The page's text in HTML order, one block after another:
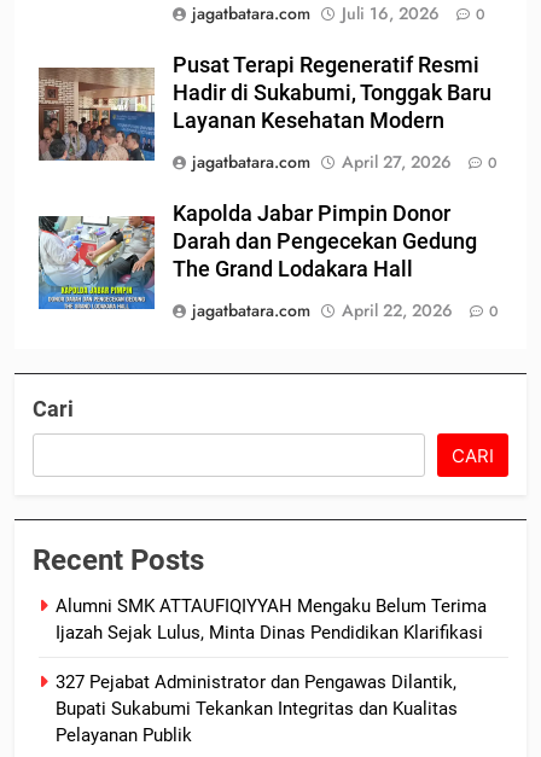
jagatbatara.com
Juli 16, 2026 0
Pusat Terapi Regeneratif Resmi
Hadir di Sukabumi, Tonggak Baru
Layanan Kesehatan Modern
jagatbatara.com
April 27, 2026 0
Kapolda Jabar Pimpin Donor
Darah dan Pengecekan Gedung
The Grand Lodakara Hall
jagatbatara.com
April 22, 2026 0
Cari
CARI
Recent Posts
Alumni SMK ATTAUFIQIYYAH Mengaku Belum Terima
Ijazah Sejak Lulus, Minta Dinas Pendidikan Klarifikasi
327 Pejabat Administrator dan Pengawas Dilantik,
Bupati Sukabumi Tekankan Integritas dan Kualitas
Pelayanan Publik